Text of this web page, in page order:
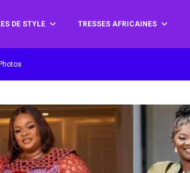
DE STYLE TRESSES AFRICAINES